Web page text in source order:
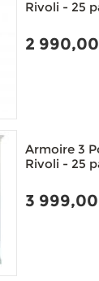
Rivoli - 25
2
Armoire 3
Rivoli - 25
3